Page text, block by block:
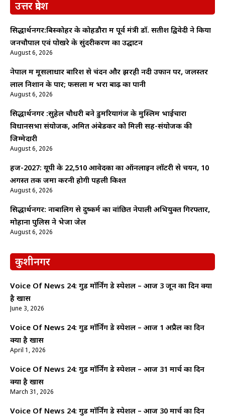
उत्तर प्रदेश
सिद्धार्थनगर:बिस्कोहर के कोहडौरा में पूर्व मंत्री डॉ. सतीश द्विवेदी ने किया
जनचौपाल एवं पोखरे के सुंदरीकरण का उद्घाटन
August 6, 2026
नेपाल में मूसलाधार बारिश से चंदन और झरही नदी उफान पर, जलस्तर
लाल निशान के पार; फसलों में भरा बाढ़ का पानी
August 6, 2026
सिद्धार्थनगर :सुहेल चौधरी बने डुमरियागंज के मुस्लिम भाईचारा
विधानसभा संयोजक, अमित अंबेडकर को मिली सह-संयोजक की
जिम्मेदारी
August 6, 2026
हज-2027: यूपी के 22,510 आवेदकों का ऑनलाइन लॉटरी से चयन, 10
अगस्त तक जमा करनी होगी पहली किश्त
August 6, 2026
सिद्धार्थनगर: नाबालिग से दुष्कर्म का वांछित नेपाली अभियुक्त गिरफ्तार,
मोहाना पुलिस ने भेजा जेल
August 6, 2026
कुशीनगर
Voice Of News 24: गुड माॅर्निंग डे स्पेशल – आज 3 जून का दिन क्यों
है खास
June 3, 2026
Voice Of News 24: गुड माॅर्निंग डे स्पेशल – आज 1 अप्रैल का दिन
क्यों है खास
April 1, 2026
Voice Of News 24: गुड माॅर्निंग डे स्पेशल – आज 31 मार्च का दिन
क्यों है खास
March 31, 2026
Voice Of News 24: गुड माॅर्निंग डे स्पेशल – आज 30 मार्च का दिन